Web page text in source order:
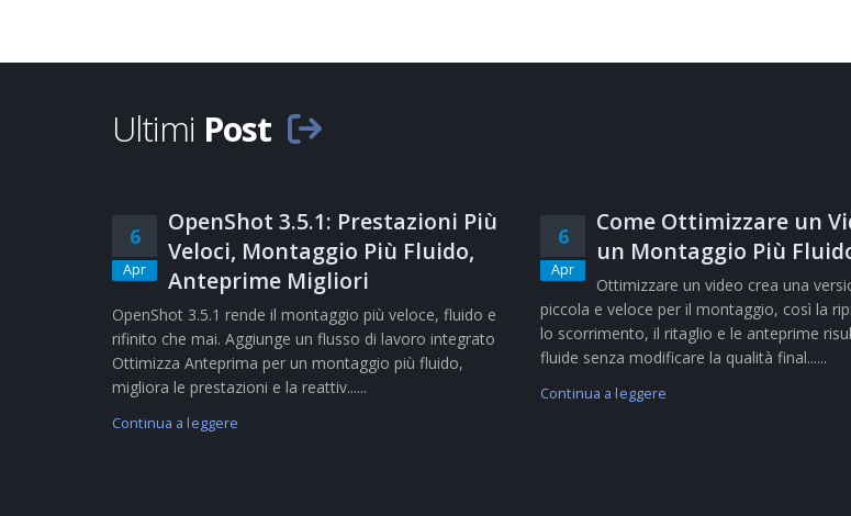
Ultimi Post
6
Apr
OpenShot 3.5.1: Prestazioni Più
Veloci, Montaggio Più Fluido,
Anteprime Migliori
OpenShot 3.5.1 rende il montaggio più veloce, fluido e
rifinito che mai. Aggiunge un flusso di lavoro integrato
Ottimizza Anteprima per un montaggio più fluido,
migliora le prestazioni e la reattiv......
Continua a leggere
6
Apr
Come Ottimizzare un
un Montaggio Più
Ottimizzare un video crea una
piccola e veloce per il montaggio, così la
lo scorrimento, il ritaglio e le anteprime
fluide senza modificare la qualità final......
Continua a leggere